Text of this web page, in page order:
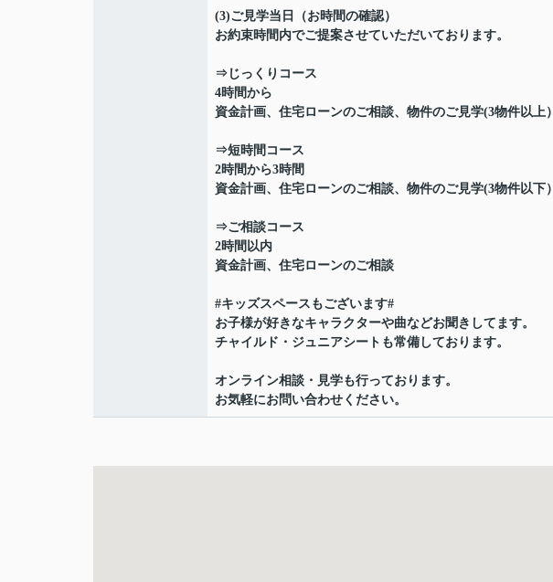
(3)ご見学当日（お時間の確認）
お約束時間内でご提案させていただいております。
⇒じっくりコース
4時間から
資金計画、住宅ローンのご相談、物件のご見学(3物件以上）
⇒短時間コース
2時間から3時間
資金計画、住宅ローンのご相談、物件のご見学(3物件以下）
⇒ご相談コース
2時間以内
資金計画、住宅ローンのご相談
#キッズスペースもございます#
お子様が好きなキャラクターや曲などお聞きしてます。
チャイルド・ジュニアシートも常備しております。
オンライン相談・見学も行っております。
お気軽にお問い合わせください。